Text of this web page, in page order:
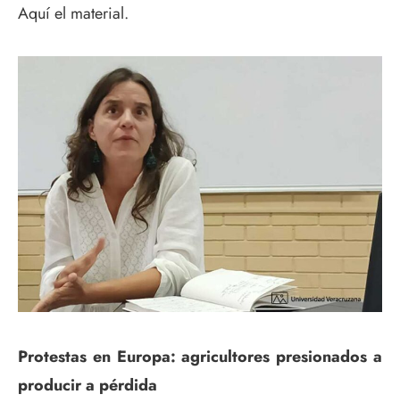
Aquí el material.
Protestas en Europa: agricultores presionados a
producir a pérdida